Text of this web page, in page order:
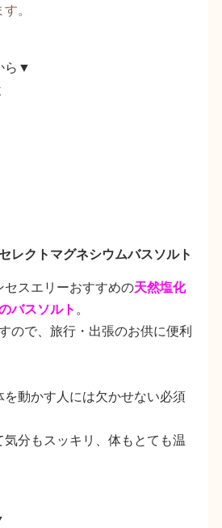
。
ら▼
レクトマグネシウムバスソルト
スエリーおすすめの天然塩化
バスソルト 。
ので、旅行・出張のお供に便利
を動かす人には欠かせない必須
分もスッキリ、体もとても温